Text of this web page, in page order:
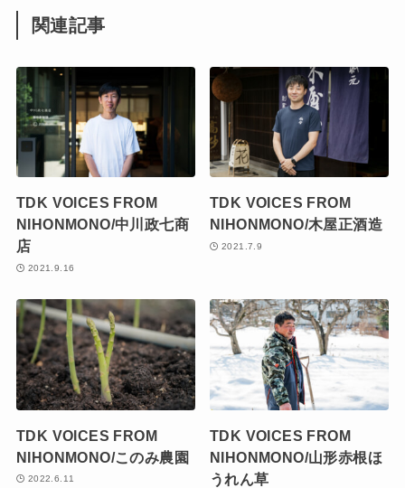
関連記事
TDK VOICES FROM
NIHONMONO/中川政七商
店
2021.9.16
TDK VOICES FROM
NIHONMONO/木屋正酒造
2021.7.9
TDK VOICES FROM
NIHONMONO/このみ農園
2022.6.11
TDK VOICES FROM
NIHONMONO/山形赤根ほ
うれん草